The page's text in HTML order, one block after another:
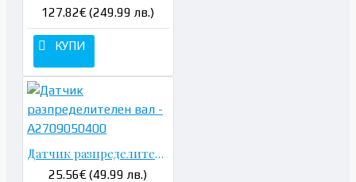
127.82€ (249.99 лв.)
КУПИ
Датчик разпределителен вал - A2709050400
25.56€ (49.99 лв.)